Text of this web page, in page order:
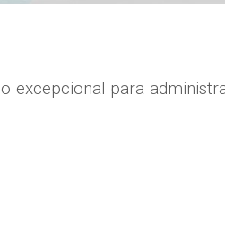
excepcional para